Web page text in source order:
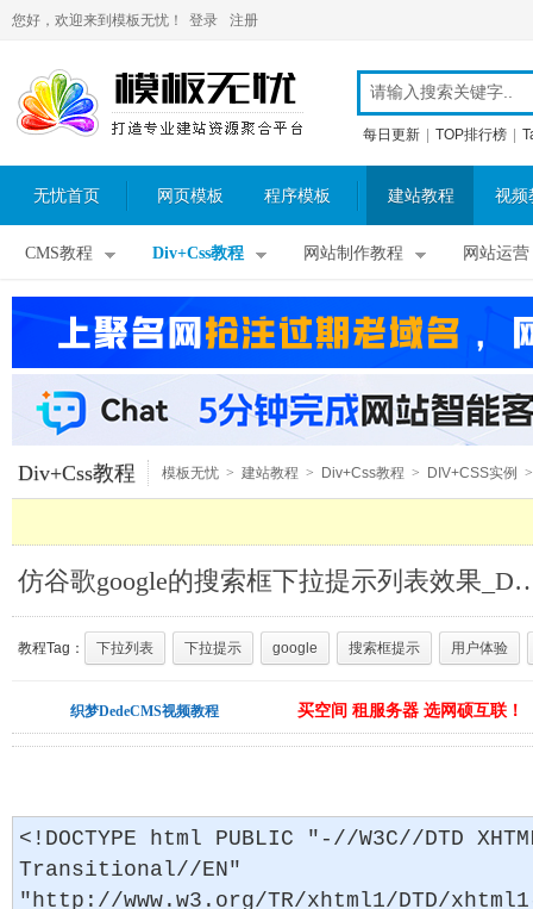
您好，欢迎来到模板无忧！ 登录 注册
每日更新 TOP排行榜
无忧首页 网页模板 程序模板 建站教程 视频
CMS教程 Div+Css教程 网站制作教程 网站运营
Div+Css教程 模板无忧 > 建站教程 > Div+Css教程 > DIV+CSS实例 >
仿谷歌google的搜索框下拉
教程Tag： 下拉列表 下拉提示 google 搜索框提示 用户体验
织梦DedeCMS视频教程 买空间 租服务器 选网硕互联！